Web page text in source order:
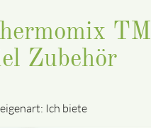
Zubehör
Ich biete